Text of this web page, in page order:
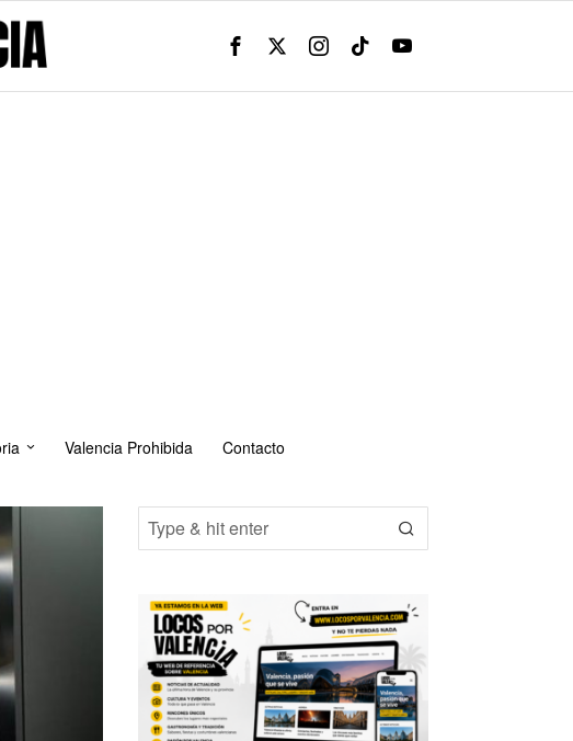
Valencia Prohibida Contacto